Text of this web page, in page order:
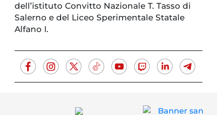
dell’istituto Convitto Nazionale T. Tasso di
Salerno e del Liceo Sperimentale Statale
Alfano I.